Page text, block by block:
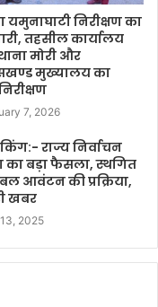
यमुनाघाटी निरीक्षण का
तहसील कार्यालय
मोरी और
मुख्यालय का
7, 2026
राज्य निर्वाचन
बड़ा फैसला, स्थगित
आवंटन की प्रक्रिया,
खबर
2025